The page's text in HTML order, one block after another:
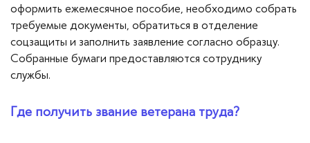
оформить ежемесячное пособие, необходимо собрать
требуемые документы, обратиться в отделение
соцзащиты и заполнить заявление согласно образцу.
Собранные бумаги предоставляются сотруднику
службы.
Где получить звание ветерана труда?